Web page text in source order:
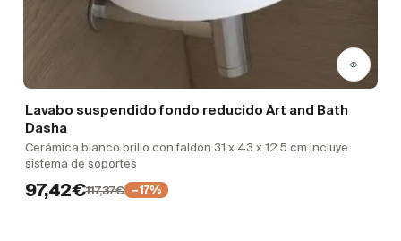
Lavabo suspendido fondo reducido Art and Bath
Dasha
Cerámica blanco brillo con faldón 31 x 43 x 12.5 cm incluye
sistema de soportes
97,42€117,37€ −17%